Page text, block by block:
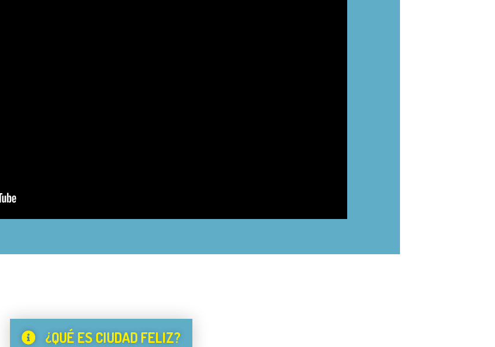
¿QUÉ ES CIUDAD FELIZ?